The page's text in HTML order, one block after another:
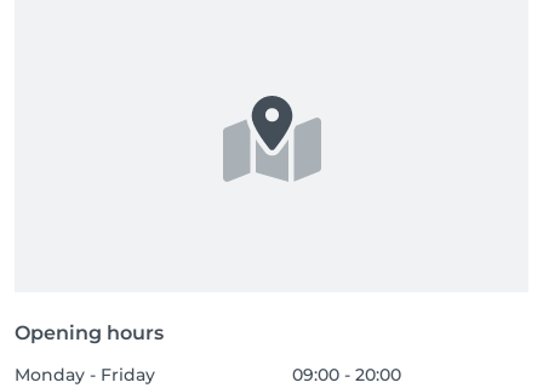
Opening hours
Monday - Friday
09:00 - 20:00